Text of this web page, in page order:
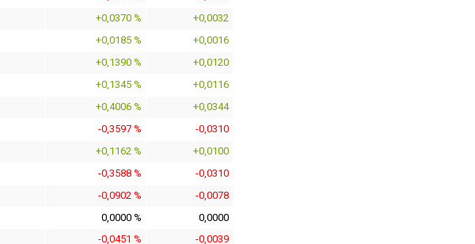
+0,0370 %
+0,0032
+0,0185 %
+0,0016
+0,1390 %
+0,0120
+0,1345 %
+0,0116
+0,4006 %
+0,0344
-0,3597 %
-0,0310
+0,1162 %
+0,0100
-0,3588 %
-0,0310
-0,0902 %
-0,0078
0,0000 %
0,0000
-0,0451 %
-0,0039